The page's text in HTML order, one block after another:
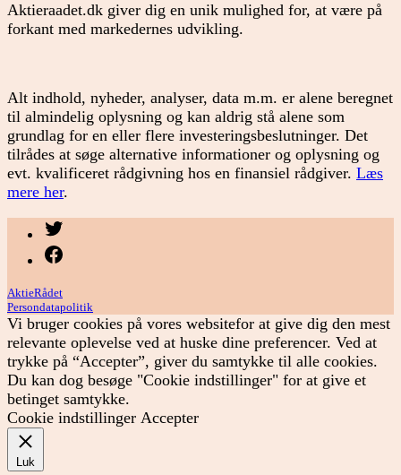
Aktieraadet.dk giver dig en unik mulighed for, at være på
forkant med markedernes udvikling.
Alt indhold, nyheder, analyser, data m.m. er alene beregnet
til almindelig oplysning og kan aldrig stå alene som
grundlag for en eller flere investeringsbeslutninger. Det
tilrådes at søge alternative informationer og oplysning og
evt. kvalificeret rådgivning hos en finansiel rådgiver. Læs
mere her.
AktieRådet
Persondatapolitik
Vi bruger cookies på vores websitefor at give dig den mest
relevante oplevelse ved at huske dine preferencer. Ved at
trykke på “Accepter”, giver du samtykke til alle cookies.
Du kan dog besøge "Cookie indstillinger" for at give et
betinget samtykke.
Cookie indstillinger Accepter
Luk